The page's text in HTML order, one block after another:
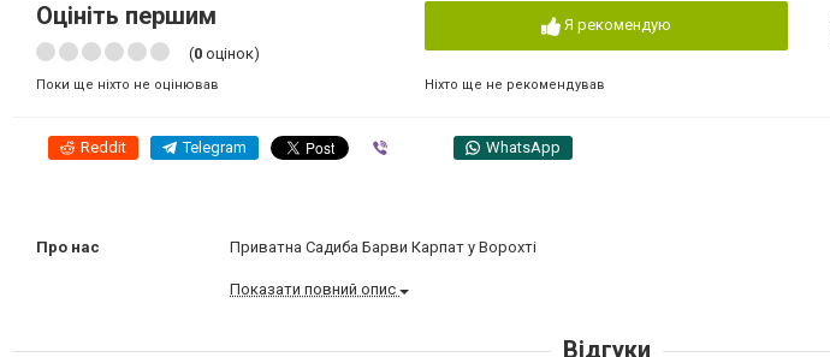
Оцініть першим
(0 оцінок)
Поки ще ніхто не оцінював
Я рекомендую
Ніхто ще не рекомендував
Reddit Telegram WhatsApp
Про нас Приватна Садиба Барви Карпат у Ворохті
Показати повний опис
Відгуки